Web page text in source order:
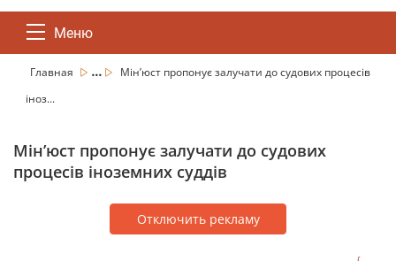
Меню
Главная ...
Мін’юст пропонує залучати до судових процесів
іноз...
Мін’юст пропонує залучати до судових
процесів іноземних суддів
Отключить рекламу